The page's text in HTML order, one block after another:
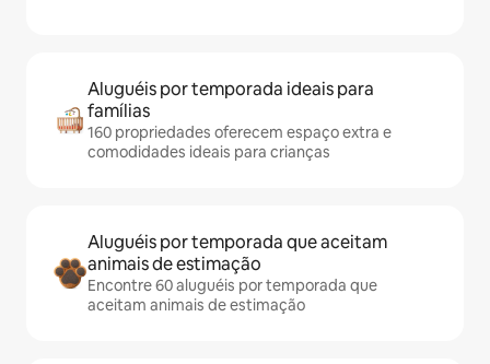
Aluguéis por temporada ideais para
famílias
160 propriedades oferecem espaço extra e
comodidades ideais para crianças
Aluguéis por temporada que aceitam
animais de estimação
Encontre 60 aluguéis por temporada que
aceitam animais de estimação